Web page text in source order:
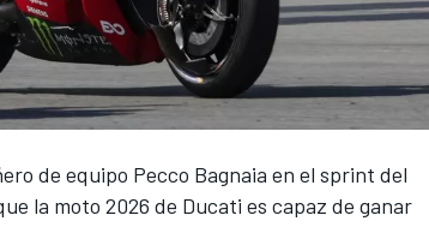
de equipo Pecco Bagnaia en el sprint del
la moto 2026 de Ducati es capaz de ganar